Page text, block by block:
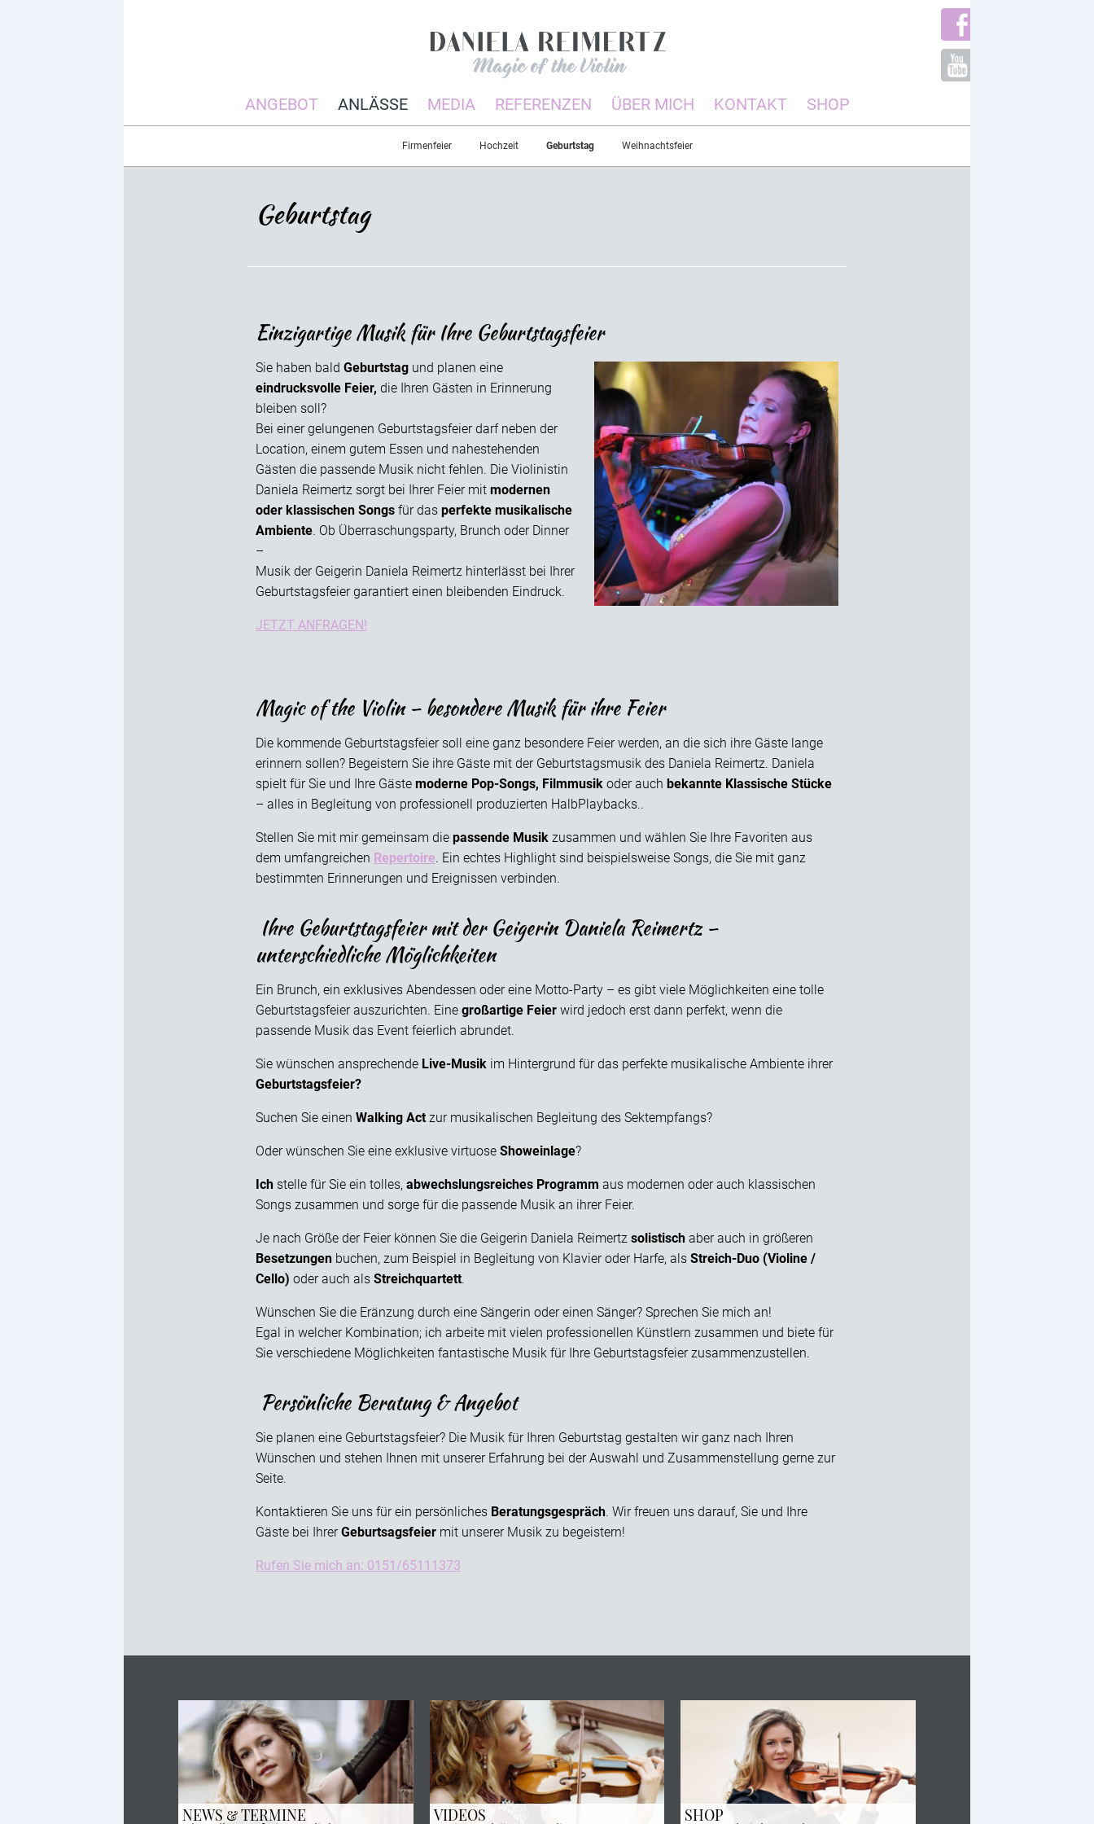
ANGEBOT ANLÄSSE
Firmenfeier Hochzeit Geburtstag Weihnachtsfeier
MEDIA REFERENZEN ÜBER MICH KONTAKT SHOP
Geburtstag
Einzigartige Musik für Ihre Geburtstagsfeier
Sie haben bald Geburtstag und planen eine
eindrucksvolle Feier, die Ihren Gästen in Erinnerung
bleiben soll?
Bei einer gelungenen Geburtstagsfeier darf neben der
Location, einem gutem Essen und nahestehenden
Gästen die passende Musik nicht fehlen. Die Violinistin
Daniela Reimertz sorgt bei Ihrer Feier mit modernen
oder klassischen Songs für das perfekte musikalische
Ambiente. Ob Überraschungsparty, Brunch oder Dinner
–
Musik der Geigerin Daniela Reimertz hinterlässt bei Ihrer
Geburtstagsfeier garantiert einen bleibenden Eindruck.
JETZT ANFRAGEN!
Magic of the Violin – besondere Musik für ihre Feier
Die kommende Geburtstagsfeier soll eine ganz besondere Feier werden, an die sich ihre Gäste lange
erinnern sollen? Begeistern Sie ihre Gäste mit der Geburtstagsmusik des Daniela Reimertz. Daniela
spielt für Sie und Ihre Gäste moderne Pop-Songs, Filmmusik oder auch bekannte Klassische Stücke
– alles in Begleitung von professionell produzierten HalbPlaybacks..
Stellen Sie mit mir gemeinsam die passende Musik zusammen und wählen Sie Ihre Favoriten aus
dem umfangreichen Repertoire. Ein echtes Highlight sind beispielsweise Songs, die Sie mit ganz
bestimmten Erinnerungen und Ereignissen verbinden.
Ihre Geburtstagsfeier mit der Geigerin Daniela Reimertz –
unterschiedliche Möglichkeiten
Ein Brunch, ein exklusives Abendessen oder eine Motto-Party – es gibt viele Möglichkeiten eine tolle
Geburtstagsfeier auszurichten. Eine großartige Feier wird jedoch erst dann perfekt, wenn die
passende Musik das Event feierlich abrundet.
Sie wünschen ansprechende Live-Musik im Hintergrund für das perfekte musikalische Ambiente ihrer
Geburtstagsfeier?
Suchen Sie einen Walking Act zur musikalischen Begleitung des Sektempfangs?
Oder wünschen Sie eine exklusive virtuose Showeinlage?
Ich stelle für Sie ein tolles, abwechslungsreiches Programm aus modernen oder auch klassischen
Songs zusammen und sorge für die passende Musik an ihrer Feier.
Je nach Größe der Feier können Sie die Geigerin Daniela Reimertz solistisch aber auch in größeren
Besetzungen buchen, zum Beispiel in Begleitung von Klavier oder Harfe, als Streich-Duo (Violine /
Cello) oder auch als Streichquartett.
Wünschen Sie die Eränzung durch eine Sängerin oder einen Sänger? Sprechen Sie mich an!
Egal in welcher Kombination; ich arbeite mit vielen professionellen Künstlern zusammen und biete für
Sie verschiedene Möglichkeiten fantastische Musik für Ihre Geburtstagsfeier zusammenzustellen.
Persönliche Beratung & Angebot
Sie planen eine Geburtstagsfeier? Die Musik für Ihren Geburtstag gestalten wir ganz nach Ihren
Wünschen und stehen Ihnen mit unserer Erfahrung bei der Auswahl und Zusammenstellung gerne zur
Seite.
Kontaktieren Sie uns für ein persönliches Beratungsgespräch. Wir freuen uns darauf, Sie und Ihre
Gäste bei IhrerGeburtsagsfeier mit unserer Musik zu begeistern!
Rufen Sie mich an: 0151/65111373
NEWS & TERMINE VIDEOS SHOP